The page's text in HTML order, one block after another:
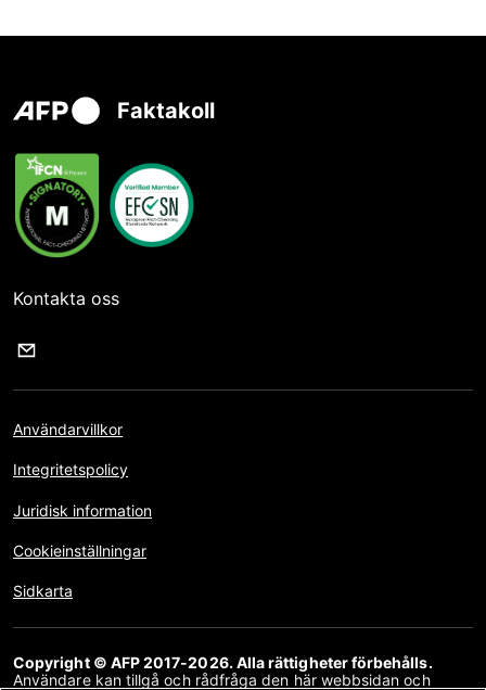
Faktakoll
Kontakta oss
Användarvillkor
Integritetspolicy
Juridisk information
Cookieinställningar
Sidkarta
Copyright © AFP 2017-2026. Alla rättigheter förbehålls.
Användare kan tillgå och rådfråga den här webbsidan och